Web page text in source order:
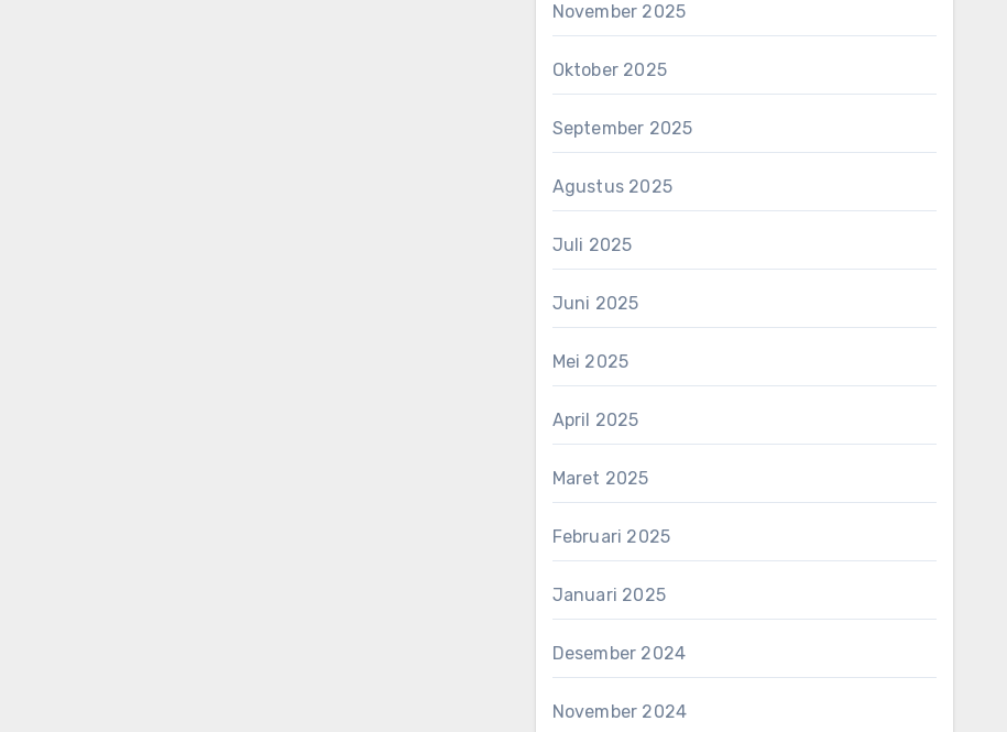
November 2025
Oktober 2025
September 2025
Agustus 2025
Juli 2025
Juni 2025
Mei 2025
April 2025
Maret 2025
Februari 2025
Januari 2025
Desember 2024
November 2024